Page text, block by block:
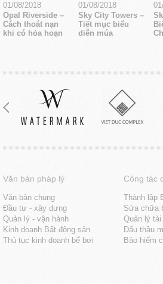
01/08/2018
Opal Riverside –
Cách thoát nạn
khi có hỏa hoạn
01/08/2018
Sky City Towers –
Tiết mục biểu
diễn múa
Văn bản pháp lý
Văn bản chung
Đầu tư - xây dưng
Quản lý - vận hành
Kinh doanh Bất động sản
Thủ tục kinh doanh bể bơi
Công tác
Thành lập
Sửa chữa
Quản lý
Đấu thầu
Bảo hiểm